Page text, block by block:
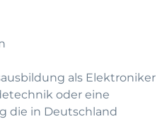
als Elektroniker
oder eine
die in Deutschland